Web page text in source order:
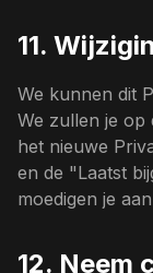
11.
We kunnen dit
We zullen je op
het nieuwe
en de "Laatst
moedigen je
12. Neem